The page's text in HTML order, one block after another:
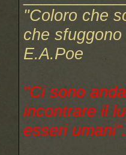
"Coloro che
che
E.A.Poe
"Ci sono
incontrare il
esseri